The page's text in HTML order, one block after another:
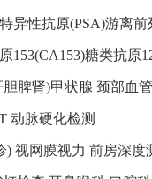
异性抗原(PSA)游离前
153(CA153)糖类抗原
脾肾)甲状腺 颈部血
动脉硬化检测
) 视网膜视力 前房深度